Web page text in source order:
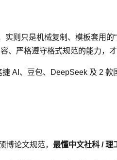
则只是机械复制、模板套用
严格遵守格式规范的能力，
AI、豆包、DeepSeek 及 2 款
博论文规范， 最懂中文社科 / 理